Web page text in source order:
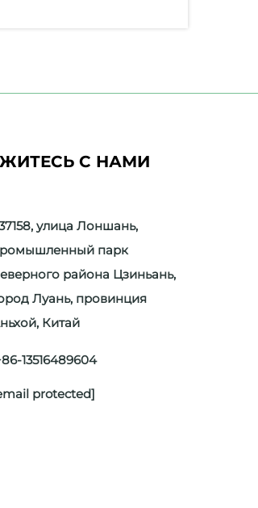
С НАМИ
улица Лоншань,
парк
района Цзиньань,
Луань, провинция
Китай
13516489604
protected]